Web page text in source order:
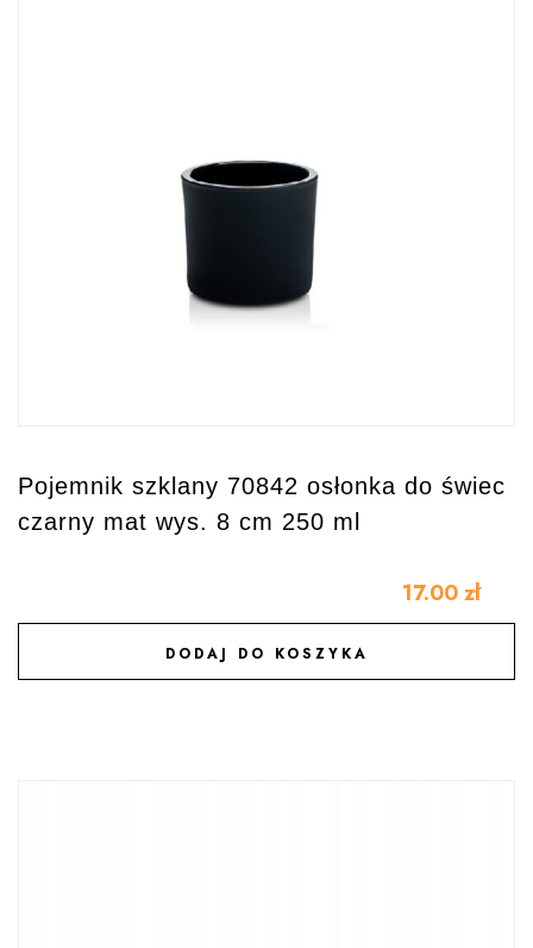
Pojemnik szklany 70842 osłonka do świec
czarny mat wys. 8 cm 250 ml
17.00 zł
DODAJ DO KOSZYKA
DODAJ DO ULUBIONYCH